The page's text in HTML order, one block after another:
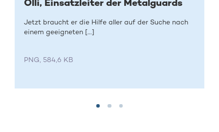
Jetzt braucht er die Hilfe aller auf der Suche nach
einem geeigneten [...]
PNG, 584,6 KB